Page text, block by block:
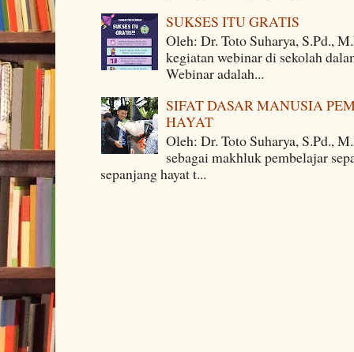
SUKSES ITU GRATIS
Oleh: Dr. Toto Suharya, S.Pd.,
kegiatan webinar di sekolah
Webinar adalah...
SIFAT DASAR MANUSIA
HAYAT
Oleh: Dr. Toto Suharya, S.Pd.,
sebagai makhluk pembelajar
sepanjang hayat t...